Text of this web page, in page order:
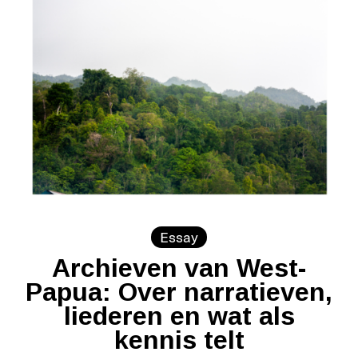
Essay
Archieven van West-
Papua: Over narratieven,
liederen en wat als
kennis telt